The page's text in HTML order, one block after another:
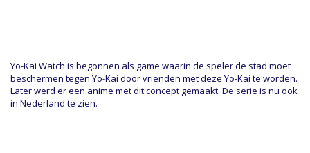
Yo-Kai Watch is begonnen als game waarin de speler de stad moet
beschermen tegen Yo-Kai door vrienden met deze Yo-Kai te worden.
Later werd er een anime met dit concept gemaakt. De serie is nu ook
in Nederland te zien.